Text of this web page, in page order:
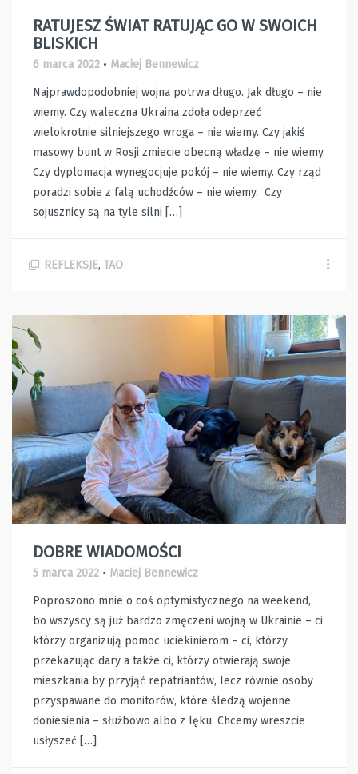
RATUJESZ ŚWIAT RATUJĄC GO W SWOICH
BLISKICH
6 marca 2022 • Maciej Bennewicz
Najprawdopodobniej wojna potrwa długo. Jak długo – nie
wiemy. Czy waleczna Ukraina zdoła odeprzeć
wielokrotnie silniejszego wroga – nie wiemy. Czy jakiś
masowy bunt w Rosji zmiecie obecną władzę – nie wiemy.
Czy dyplomacja wynegocjuje pokój – nie wiemy. Czy rząd
poradzi sobie z falą uchodźców – nie wiemy. Czy
sojusznicy są na tyle silni […]
REFLEKSJE, TAO
DOBRE WIADOMOŚCI
5 marca 2022 • Maciej Bennewicz
Poproszono mnie o coś optymistycznego na weekend,
bo wszyscy są już bardzo zmęczeni wojną w Ukrainie – ci
którzy organizują pomoc uciekinierom – ci, którzy
przekazując dary a także ci, którzy otwierają swoje
mieszkania by przyjąć repatriantów, lecz równie osoby
przyspawane do monitorów, które śledzą wojenne
doniesienia – służbowo albo z lęku. Chcemy wreszcie
usłyszeć […]